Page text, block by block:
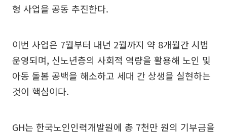
형 사업을 공동 추진한다.
이번 사업은 7월부터 내년 2월까지 약 8개월간 시범
운영되며, 신노년층의 사회적 역량을 활용해 노인 및
아동 돌봄 공백을 해소하고 세대 간 상생을 실현하는
것이 핵심이다.
GH는 한국노인인력개발원에 총 7천만 원의 기부금을